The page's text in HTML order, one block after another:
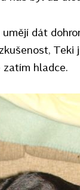
dát
hladce.